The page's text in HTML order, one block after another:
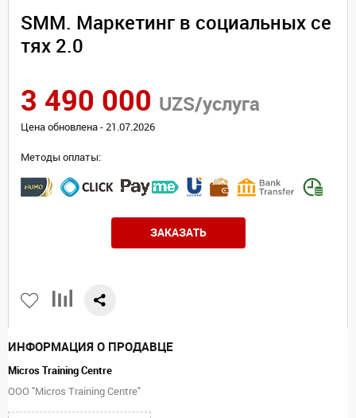
SMM. Маркетинг в социальных се
тях 2.0
3 490 000 UZS/услуга
Цена обновлена - 21.07.2026
Методы оплаты:
ЗАКАЗАТЬ
ИНФОРМАЦИЯ О ПРОДАВЦЕ
Micros Training Centre
ООО "Micros Training Centre"